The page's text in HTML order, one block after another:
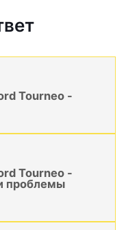
Tourneo -
Tourneo -
проблемы